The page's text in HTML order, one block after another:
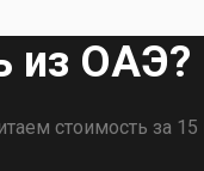
из ОАЭ?
стоимость за 15